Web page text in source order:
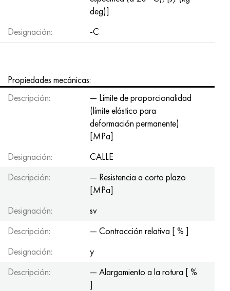
deg)]
Designación:
-C
Propiedades mecánicas:
Descripción:
— Límite de proporcionalidad
(límite elástico para
deformación permanente)
[MPa]
Designación:
CALLE
Descripción:
— Resistencia a corto plazo
[MPa]
Designación:
sv
Descripción:
— Contracción relativa [ % ]
Designación:
y
Descripción:
— Alargamiento a la rotura [ %
]